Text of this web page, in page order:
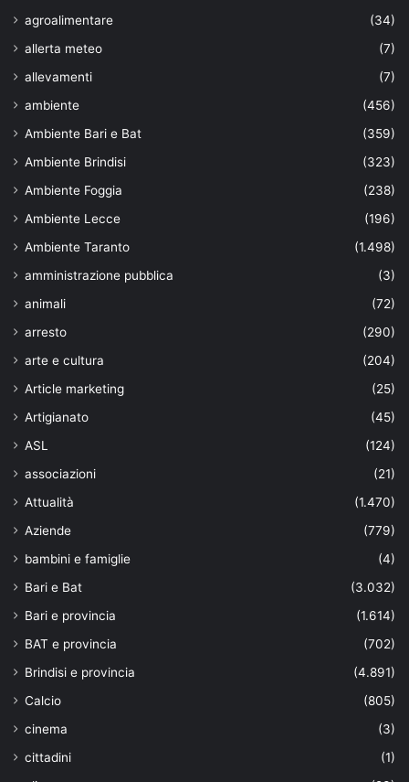
agroalimentare
(34)
allerta meteo
(7)
allevamenti
(7)
ambiente
(456)
Ambiente Bari e Bat
(359)
Ambiente Brindisi
(323)
Ambiente Foggia
(238)
Ambiente Lecce
(196)
Ambiente Taranto
(1.498)
amministrazione pubblica
(3)
animali
(72)
arresto
(290)
arte e cultura
(204)
Article marketing
(25)
Artigianato
(45)
ASL
(124)
associazioni
(21)
Attualità
(1.470)
Aziende
(779)
bambini e famiglie
(4)
Bari e Bat
(3.032)
Bari e provincia
(1.614)
BAT e provincia
(702)
Brindisi e provincia
(4.891)
Calcio
(805)
cinema
(3)
cittadini
(1)